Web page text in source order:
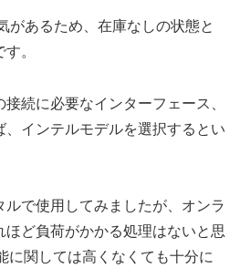
があるため、在庫なしの状態と
。
続に必要なインターフェース、
インテルモデルを選択するとい
で使用してみましたが、オンラ
ど負荷がかかる処理はないと思
に関しては高くなくても十分に